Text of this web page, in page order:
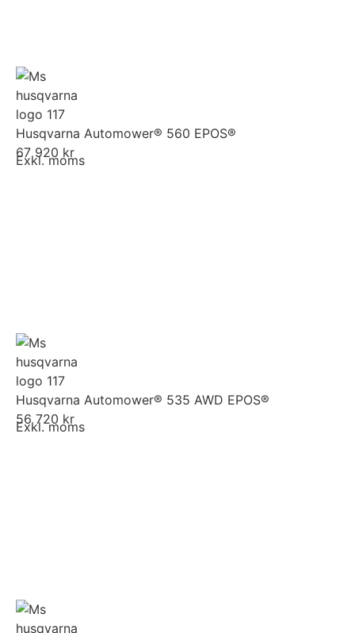
Husqvarna Automower® 560 EPOS®
67 920 kr
Exkl. moms
Husqvarna Automower® 535 AWD EPOS®
56 720 kr
Exkl. moms